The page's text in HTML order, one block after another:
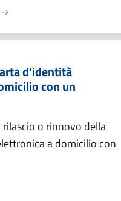
d'identità
con un
o rinnovo della
a domicilio con